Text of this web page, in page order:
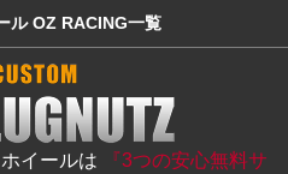
ル OZ RACING一覧
イールは
『3つの安心無料サ